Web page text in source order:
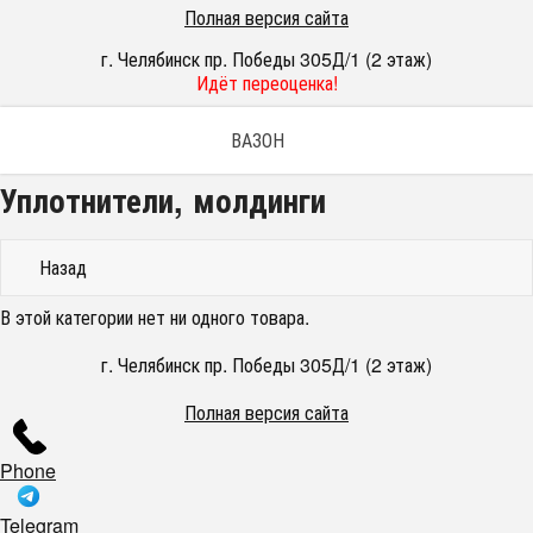
Полная версия сайта
г. Челябинск пр. Победы 305Д/1 (2 этаж)
Идёт переоценка!
ВАЗОН
Уплотнители, молдинги
Назад
В этой категории нет ни одного товара.
г. Челябинск пр. Победы 305Д/1 (2 этаж)
Полная версия сайта
Phone
Telegram